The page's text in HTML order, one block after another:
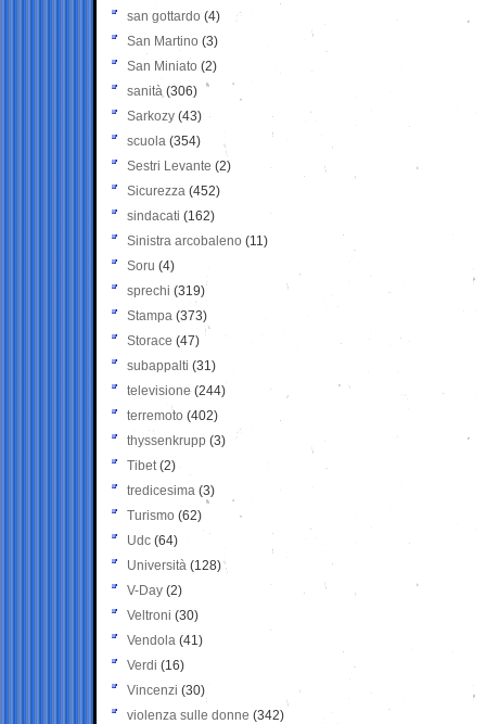
san gottardo (4)
San Martino (3)
San Miniato (2)
sanità (306)
Sarkozy (43)
scuola (354)
Sestri Levante (2)
Sicurezza (452)
sindacati (162)
Sinistra arcobaleno (11)
Soru (4)
sprechi (319)
Stampa (373)
Storace (47)
subappalti (31)
televisione(244)
terremoto (402)
thyssenkrupp (3)
Tibet(2)
tredicesima (3)
Turismo (62)
Udc (64)
Università (128)
V-Day (2)
Veltroni (30)
Vendola (41)
Verdi (16)
Vincenzi (30)
violenza sulle donne (342)